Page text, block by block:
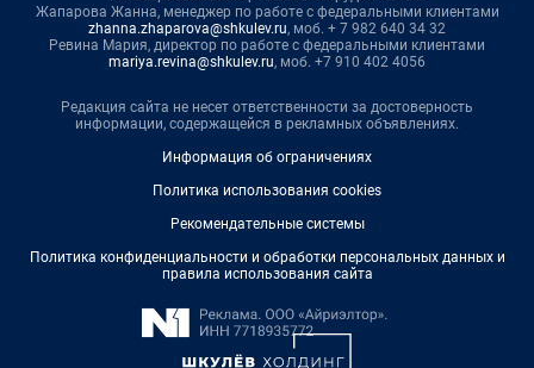
Жапарова Жанна, менеджер по работе с федеральными клиентами
zhanna.zhaparova@shkulev.ru, моб. + 7 982 640 34 32
Ревина Мария, директор по работе с федеральными клиентами
mariya.revina@shkulev.ru, моб. +7 910 402 4056
Редакция сайта не несет ответственности за достоверность
информации, содержащейся в рекламных объявлениях.
Информация об ограничениях
Политика использования cookies
Рекомендательные системы
Политика конфиденциальности и обработки персональных данных и
правила использования сайта